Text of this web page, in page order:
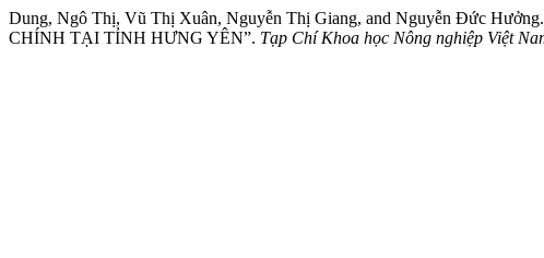
Dung, Ngô Thị, Vũ Thị Xuân, Nguyễn Thị Giang, and Nguyễn Đức
CHÍNH TẠI TỈNH HƯNG YÊN”. Tạp Chí Khoa học Nông nghiệp Việt